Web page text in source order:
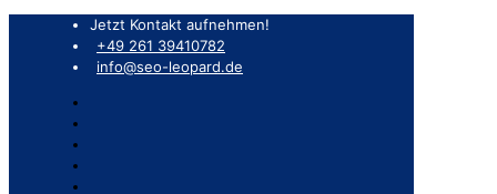
Jetzt Kontakt aufnehmen!
+49 261 39410782
info@seo-leopard.de